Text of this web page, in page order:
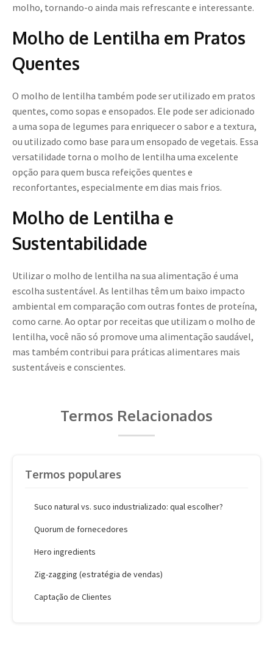
molho, tornando-o ainda mais refrescante e interessante.
Molho de Lentilha em Pratos
Quentes
O molho de lentilha também pode ser utilizado em pratos
quentes, como sopas e ensopados. Ele pode ser adicionado
a uma sopa de legumes para enriquecer o sabor e a textura,
ou utilizado como base para um ensopado de vegetais. Essa
versatilidade torna o molho de lentilha uma excelente
opção para quem busca refeições quentes e
reconfortantes, especialmente em dias mais frios.
Molho de Lentilha e
Sustentabilidade
Utilizar o molho de lentilha na sua alimentação é uma
escolha sustentável. As lentilhas têm um baixo impacto
ambiental em comparação com outras fontes de proteína,
como carne. Ao optar por receitas que utilizam o molho de
lentilha, você não só promove uma alimentação saudável,
mas também contribui para práticas alimentares mais
sustentáveis e conscientes.
Termos Relacionados
Termos populares
Suco natural vs. suco industrializado: qual escolher?
Quorum de fornecedores
Hero ingredients
Zig-zagging (estratégia de vendas)
Captação de Clientes